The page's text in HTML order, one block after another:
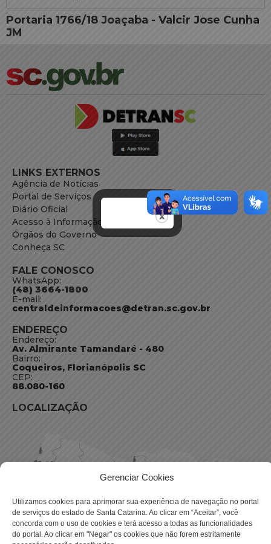
Gerenciar Cookies
Utilizamos cookies para aprimorar sua experiência de navegação no portal
de serviços do estado de Santa Catarina. Ao clicar em “Aceitar”, você
concorda com o uso de cookies e terá acesso a todas as funcionalidades
do portal. Ao clicar em "Negar" os cookies que não forem estritamente
Portaria 1766/18 Joaçaba - Valcir Jose Cunha
JM
LINKS EXTERNOS
Agência de Notícias
Portal de Serviços
Diário Oficial
Acesso à Informação
Órgãos do Governo
Conheça SC
FALE CONOSCO
WhatsApp:
(48) 3664-1800
E-mail:
centraldeinformacoes@detran.sc.gov.br
ENDEREÇO
Endereço:
Av. Almirante Tamandaré - 480
Bairro:
Coqueiros, Florianópolis SC
CEP:
88.080-160
LOCALIZAÇÃO